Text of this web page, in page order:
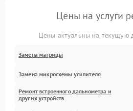
Цены на услуги
Цены актуальны на текущую
Замена матрицы
Замена микросхемы усилителя
Ремонт встроенного дальнометра и
других устройств